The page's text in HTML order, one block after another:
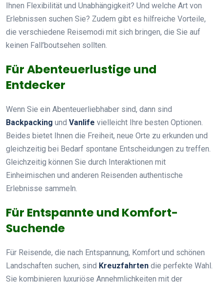
Ihnen Flexibilität und Unabhängigkeit? Und welche Art von
Erlebnissen suchen Sie? Zudem gibt es hilfreiche Vorteile,
die verschiedene Reisemodi mit sich bringen, die Sie auf
keinen Fall’boutsehen sollten.
Für Abenteuerlustige und
Entdecker
Wenn Sie ein Abenteuerliebhaber sind, dann sind
Backpacking und Vanlife vielleicht Ihre besten Optionen.
Beides bietet Ihnen die Freiheit, neue Orte zu erkunden und
gleichzeitig bei Bedarf spontane Entscheidungen zu treffen.
Gleichzeitig können Sie durch Interaktionen mit
Einheimischen und anderen Reisenden authentische
Erlebnisse sammeln.
Für Entspannte und Komfort-
Suchende
Für Reisende, die nach Entspannung, Komfort und schönen
Landschaften suchen, sind Kreuzfahrten die perfekte Wahl.
Sie kombinieren luxuriöse Annehmlichkeiten mit der